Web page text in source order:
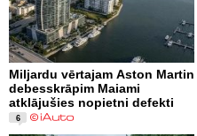
Miljardu vērtajam Aston Martin
debesskrāpim Maiami
atklājušies nopietni defekti
6